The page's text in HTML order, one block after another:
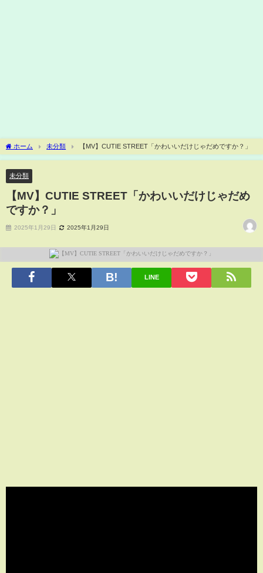
ホーム 未分類 【MV】CUTIE STREET「かわいいだけじゃだめですか？」
未分類
【MV】CUTIE STREET「かわいいだけじゃだめ
ですか？」
2025年1月29日 2025年1月29日
LINE